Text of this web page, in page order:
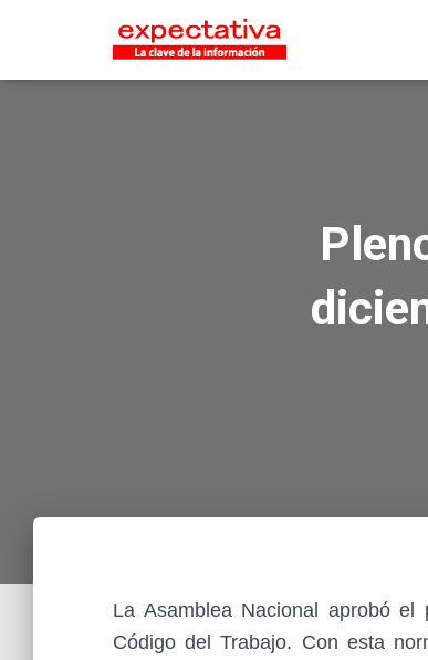
La Asamblea Nacional aprobó
Código del Trabajo. Con esta